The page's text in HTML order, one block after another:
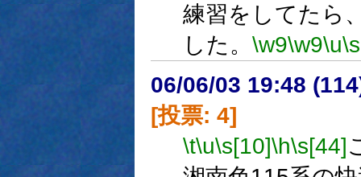
練習をしてたら
した。 \w9\w9\u
06/06/03 19:48
[投票: 4]
\t\u\s[10]\h\s[44]